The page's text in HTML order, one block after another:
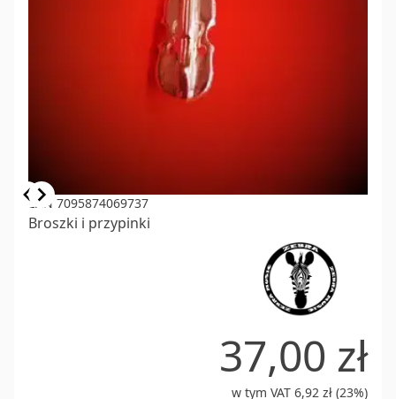
Item
1
EAN 7095874069737
Broszki i przypinki
37,00 zł
w tym VAT 6,92 zł (23%)